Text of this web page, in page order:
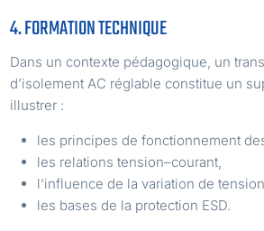
4. FORMATION TECHNIQUE
Dans un contexte pédagogique, un
d’isolement AC réglable constitue un
illustrer :
les principes de fonctionnement
les relations tension–courant,
l’influence de la variation de
les bases de la protection ESD.